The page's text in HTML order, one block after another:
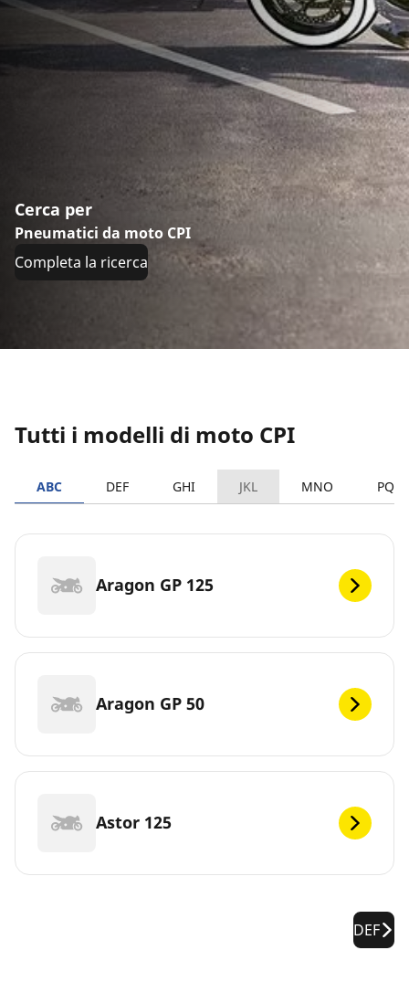
Cerca per
Pneumatici da moto CPI
Completa la ricerca
Tutti i modelli di moto CPI
ABC DEF GHI JKL MNO PQRS
Aragon GP 125
Aragon GP 50
Astor 125
DEF